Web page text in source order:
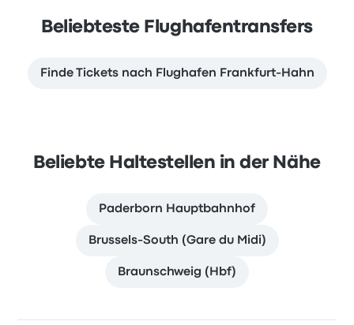
Beliebteste Flughafentransfers
Finde Tickets nach Flughafen Frankfurt-Hahn
Beliebte Haltestellen in der Nähe
Paderborn Hauptbahnhof
Brussels-South (Gare du Midi)
Braunschweig (Hbf)